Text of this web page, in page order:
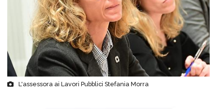
L'assessora ai Lavori Pubblici Stefania Morra